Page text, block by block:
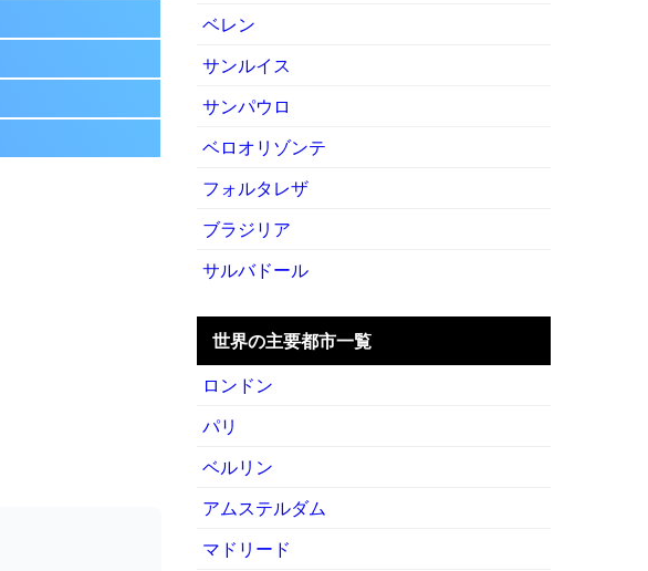
ベレン
サンルイス
サンパウロ
ベロオリゾンテ
フォルタレザ
ブラジリア
サルバドール
世界の主要都市一覧
ロンドン
パリ
ベルリン
アムステルダム
マドリード